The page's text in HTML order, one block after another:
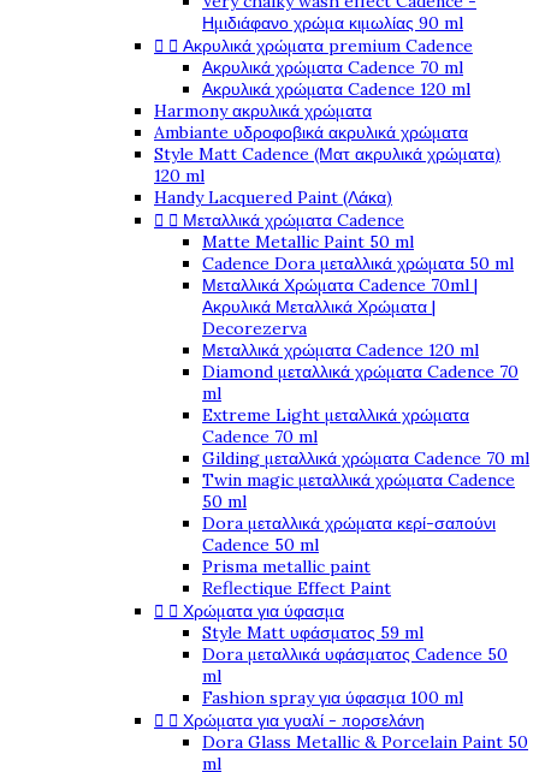
Ημιδιάφανο χρώμα κιμωλίας 90 ml
  Ακρυλικά χρώματα premium Cadence
Ακρυλικά χρώματα Cadence 70 ml
Ακρυλικά χρώματα Cadence 120 ml
Harmony ακρυλικά χρώματα
Ambiante υδροφοβικά ακρυλικά χρώματα
Style Matt Cadence (Ματ ακρυλικά χρώματα)
120 ml
Handy Lacquered Paint (Λάκα)
  Μεταλλικά χρώματα Cadence
Matte Metallic Paint 50 ml
Cadence Dora μεταλλικά χρώματα 50 ml
Μεταλλικά Χρώματα Cadence 70ml |
Ακρυλικά Μεταλλικά Χρώματα |
Decorezerva
Μεταλλικά χρώματα Cadence 120 ml
Diamond μεταλλικά χρώματα Cadence 70
ml
Extreme Light μεταλλικά χρώματα
Cadence 70 ml
Gilding μεταλλικά χρώματα Cadence 70 ml
Twin magic μεταλλικά χρώματα Cadence
50 ml
Dora μεταλλικά χρώματα κερί-σαπούνι
Cadence 50 ml
Prisma metallic paint
Reflectique Effect Paint
  Χρώματα για ύφασμα
Style Matt υφάσματος 59 ml
Dora μεταλλικά υφάσματος Cadence 50
ml
Fashion spray για ύφασμα 100 ml
  Χρώματα για γυαλί - πορσελάνη
Dora Glass Metallic & Porcelain Paint 50
ml